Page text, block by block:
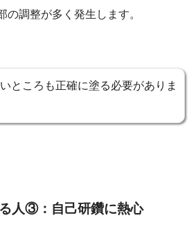
の調整が多く発生します。
ところも正確に塗る必要がありま
人③：自己研鑽に熱心